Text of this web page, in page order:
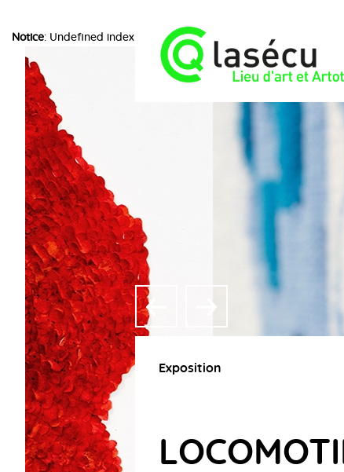
Notice: Undefined index: choice in/home/lasecuorpb/www/
Exposition